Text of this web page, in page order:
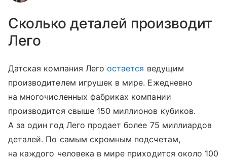
Сколько деталей производит
Лего
Датская компания Легоостается ведущим
производителем игрушек в мире. Ежедневно
на многочисленных фабриках компании
производится свыше 150 миллионов кубиков.
А за один год Лего продает более 75 миллиардов
деталей. По самым скромным подсчетам,
на каждого человека в мире приходится около 100